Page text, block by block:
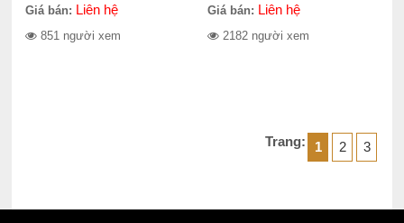
Giá bán: Liên hệ
851 người xem
Giá bán: Liên hệ
2182 người xem
Trang: 1 2 3